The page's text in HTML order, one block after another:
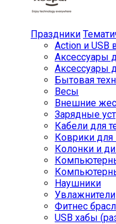
Праздники
Action и USB
Аксессуары
Аксессуары
Бытовая
Весы
Внешние
Зарядные
Кабели для
Коврики
Колонки и
Наушники
Увлажнители
Фитнес
USB хабы